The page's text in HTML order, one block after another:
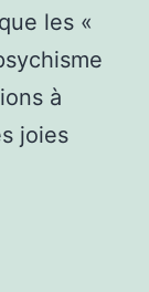
les «
à
joies